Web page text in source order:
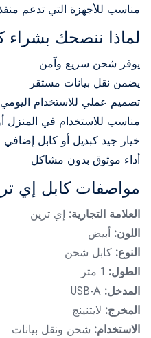
مناسب للأجهزة التي تدعم منفذ
لماذا ننصحك بشراء
يوفر شحن سريع وآمن
يضمن نقل بيانات مستقر
تصميم عملي للاستخدام اليومي
مناسب للاستخدام في المنزل
خيار جيد كبديل أو كابل إضافي
أداء موثوق بدون مشاكل
مواصفات كابل إي
العلامة التجارية: إي ترين
اللون: أبيض
النوع: كابل شحن
الطول:
المدخل:
المخرج: لايتنينج
الاستخدام: شحن ونقل بيانات